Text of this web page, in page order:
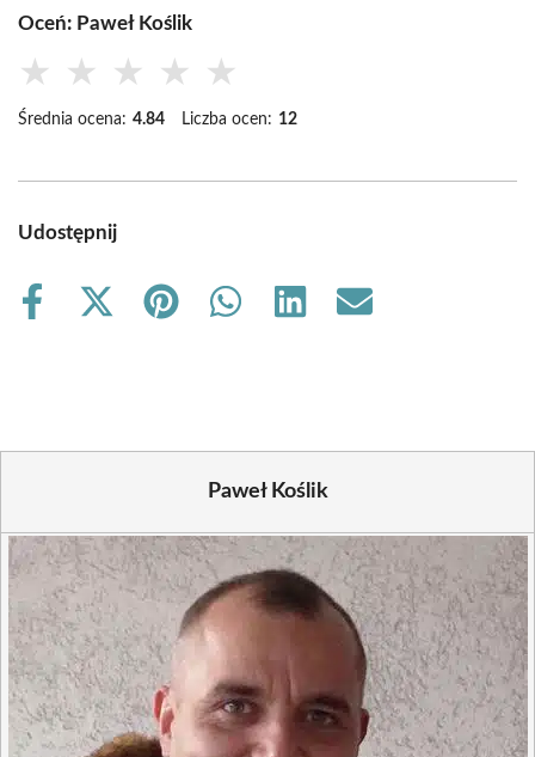
Oceń: Paweł Koślik
★ ★ ★ ★ ★
Średnia ocena: 4.84 Liczba ocen: 12
Udostępnij
Share
Share
Share
Share
Share
Share
Paweł Koślik